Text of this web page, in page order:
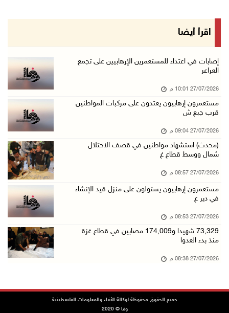
اقرأ أيضا
إصابات في اعتداء للمستعمرين الإرهابيين على تجمع
العراعر
27/07/2026 10:01 م
مستعمرون إرهابيون يعتدون على مركبات المواطنين
قرب جبع ش
27/07/2026 09:04 م
(محدث) استشهاد مواطنين في قصف الاحتلال
شمال ووسط قطاع غ
27/07/2026 08:57 م
مستعمرون إرهابيون يستولون على منزل قيد الإنشاء
في دير ع
27/07/2026 08:53 م
73,329 شهيدا و174,009 مصابين في قطاع غزة
منذ بدء العدوا
27/07/2026 08:38 م
جميع الحقوق محفوظة لوكالة الأنباء والمعلومات الفلسطينية
وفا © 2020